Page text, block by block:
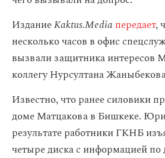
ИзданиеKaktus.Media передает,
несколько часов в офис
вызвали защитника интересов
коллегу Нурсултана
Известно, что ранее силовики
доме Матцакова в Бишкеке.
результате работники ГКНБ
четыре диска с информацией по